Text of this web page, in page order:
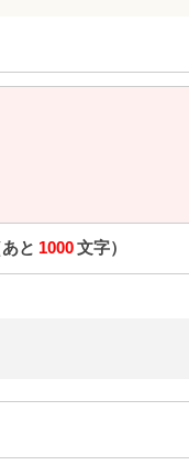
と 1000文字）